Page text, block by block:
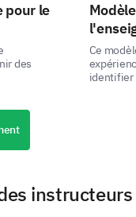
futures
pour le
des
Ce
identifier
instructeurs